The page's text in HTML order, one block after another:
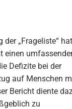
„Frageliste“ hat
einen
Defizite bei der
auf Menschen
Bericht diente
zu